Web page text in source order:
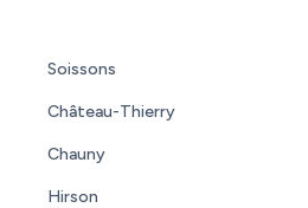
Soissons
Château-Thierry
Chauny
Hirson